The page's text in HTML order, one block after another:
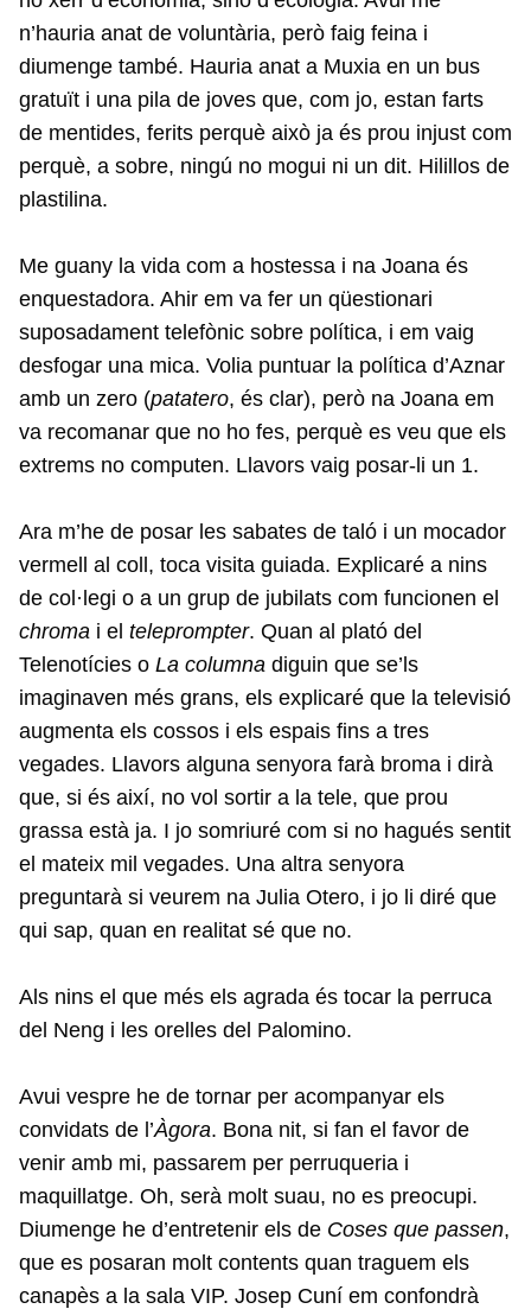
n’hauria anat de voluntària, però faig feina i
diumenge també. Hauria anat a Muxia en un bus
gratuït i una pila de joves que, com jo, estan farts
de mentides, ferits perquè això ja és prou injust com
perquè, a sobre, ningú no mogui ni un dit. Hilillos de
plastilina.
Me guany la vida com a hostessa i na Joana és
enquestadora. Ahir em va fer un qüestionari
suposadament telefònic sobre política, i em vaig
desfogar una mica. Volia puntuar la política d’Aznar
amb un zero (patatero, és clar), però na Joana em
va recomanar que no ho fes, perquè es veu que els
extrems no computen. Llavors vaig posar-li un 1.
Ara m’he de posar les sabates de taló i un mocador
vermell al coll, toca visita guiada. Explicaré a nins
de col·legi o a un grup de jubilats com funcionen el
chroma i el teleprompter. Quan al plató del
Telenotícies o La columna diguin que se’ls
imaginaven més grans, els explicaré que la televisió
augmenta els cossos i els espais fins a tres
vegades. Llavors alguna senyora farà broma i dirà
que, si és així, no vol sortir a la tele, que prou
grassa està ja. I jo somriuré com si no hagués sentit
el mateix mil vegades. Una altra senyora
preguntarà si veurem na Julia Otero, i jo li diré que
qui sap, quan en realitat sé que no.
Als nins el que més els agrada és tocar la perruca
del Neng i les orelles del Palomino.
Avui vespre he de tornar per acompanyar els
convidats de l’Àgora. Bona nit, si fan el favor de
venir amb mi, passarem per perruqueria i
maquillatge. Oh, serà molt suau, no es preocupi.
Diumenge he d’entretenir els de Coses que passen,
que es posaran molt contents quan traguem els
canapès a la sala VIP. Josep Cuní em confondrà